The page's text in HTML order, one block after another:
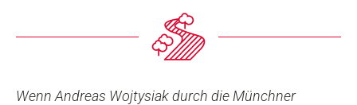
Wenn Andreas Wojtysiak durch die Münchner